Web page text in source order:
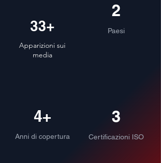
33+
Apparizioni sui
media
2
Paesi
4+
Anni di copertura
3
Certificazioni ISO